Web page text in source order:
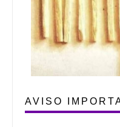
AVISO